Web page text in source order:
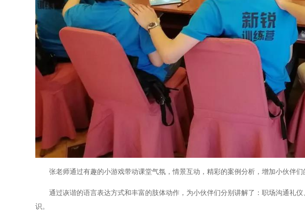
张老师通过有趣的小游戏带动课堂气氛，情景互动，精彩的案例分析，增加小伙伴们
通过诙谐的语言表达方式和丰富的肢体动作，为小伙伴们分别讲解了：职场沟通礼
识。